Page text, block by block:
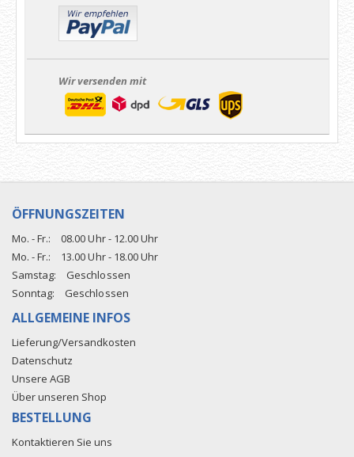
Wir versenden mit
ÖFFNUNGSZEITEN
Mo. - Fr.:
08.00 Uhr - 12.00 Uhr
Mo. - Fr.:
13.00 Uhr - 18.00 Uhr
Samstag:
Geschlossen
Sonntag:
Geschlossen
ALLGEMEINE INFOS
Lieferung/Versandkosten
Datenschutz
Unsere AGB
Über unseren Shop
BESTELLUNG
Kontaktieren Sie uns